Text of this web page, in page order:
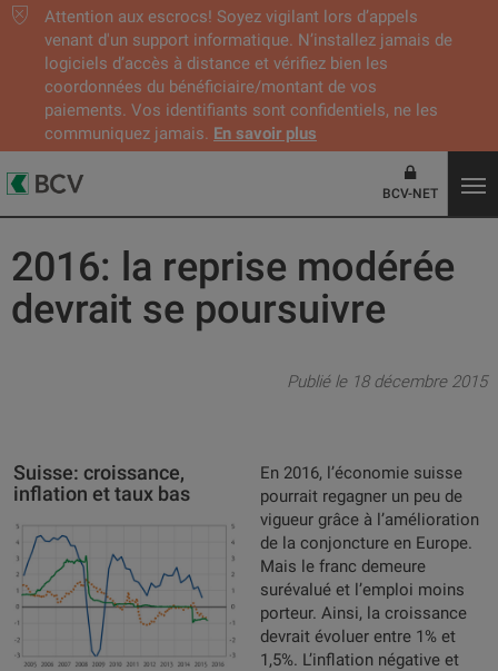
Attention aux escrocs! Soyez vigilant lors d’appels
venant d'un support informatique. N’installez jamais de
logiciels d’accès à distance et vérifiez bien les
coordonnées du bénéficiaire/montant de vos
paiements. Vos identifiants sont confidentiels, ne les
communiquez jamais. En savoir plus
BCV-NET
2016: la reprise modérée
devrait se poursuivre
Publié le 18 décembre 2015
Suisse: croissance,
inflation et taux bas
En 2016, l’économie suisse
pourrait regagner un peu de
vigueur grâce à l’amélioration
de la conjoncture en Europe.
Mais le franc demeure
surévalué et l’emploi moins
porteur. Ainsi, la croissance
devrait évoluer entre 1% et
1,5%. L’inflation négative et